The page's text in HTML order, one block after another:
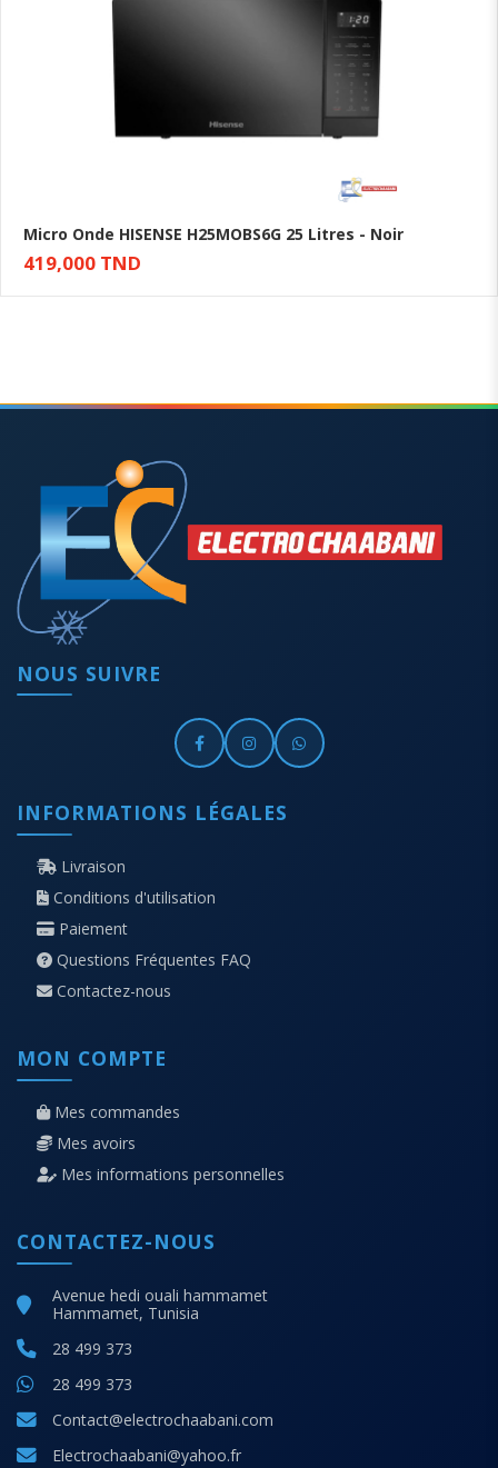
Micro Onde HISENSE H25MOBS6G 25 Litres - Noir
419,000 TND
NOUS SUIVRE
INFORMATIONS LÉGALES
Livraison
Conditions d'utilisation
Paiement
Questions Fréquentes FAQ
Contactez-nous
MON COMPTE
Mes commandes
Mes avoirs
Mes informations personnelles
CONTACTEZ-NOUS
Avenue hedi ouali hammamet
Hammamet, Tunisia
28 499 373
28 499 373
Contact@electrochaabani.com
Electrochaabani@yahoo.fr